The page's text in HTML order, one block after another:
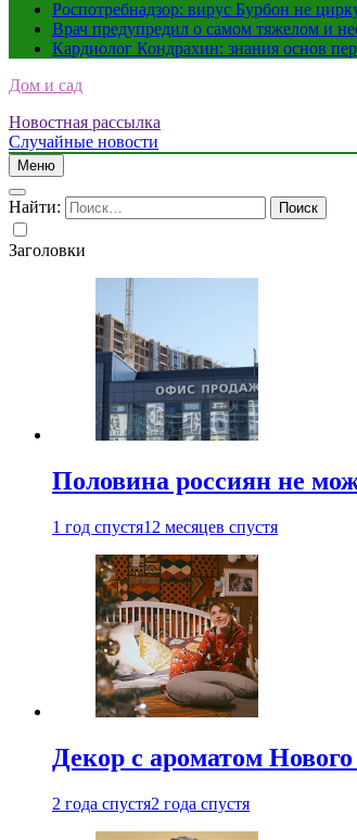
Роспотребнадзор: вирус Бурбон не
Врач предупредил о самом тяжелом и
Кардиолог Кондрахин: знания основ
Дом и сад
Новостная рассылка
Случайные новости
Меню
Найти:
Заголовки
Половина россиян не
1 год спустя12 месяцев спустя
Декор с ароматом
2 года спустя2 года спустя